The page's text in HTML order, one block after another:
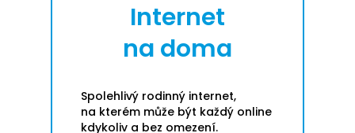
Internet
na doma
Spolehlivý rodinný internet,
na kterém může být každý online
kdykoliv a bez omezení.